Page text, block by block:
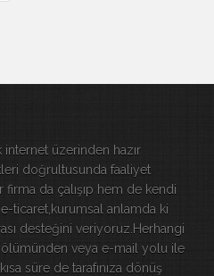
internet üzerinden hazır
doğrultusunda faaliyet
da çalışıp hem de kendi
ticaret,kurumsal anlamda ki
desteğini veriyoruz.Herhangi
veya e-mail yolu ile
süre de tarafınıza dönüş